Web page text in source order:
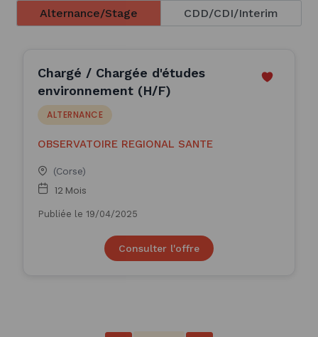
Alternance/Stage CDD/CDI/Interim
Chargé / Chargée d'études
environnement (H/F)
ALTERNANCE
OBSERVATOIRE REGIONAL SANTE
(Corse)
12 Mois
Publiée le 19/04/2025
Consulter l'offre